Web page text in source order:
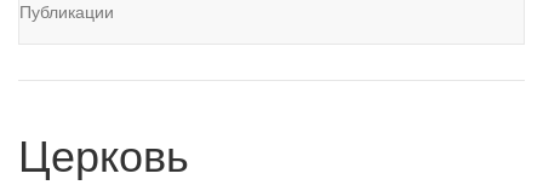
Публикации
Церковь